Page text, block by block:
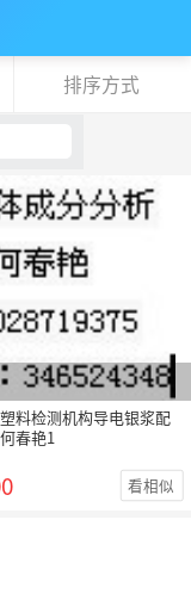
排序方式
料检测机构导电银浆配
春艳1
看相似